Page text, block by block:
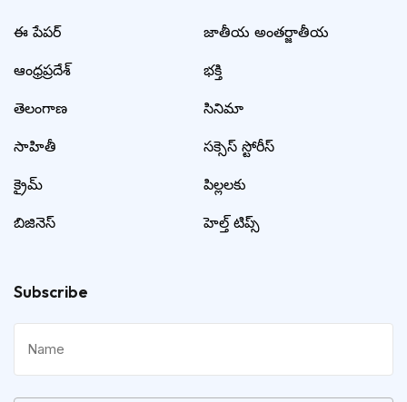
ఈ పేపర్
ఆంధ్రప్రదేశ్
తెలంగాణ
సాహితీ
క్రైమ్
బిజినెస్
జాతీయ అంతర్జాతీయ
భక్తి
సినిమా
సక్సెస్ స్టోరీస్
పిల్లలకు
హెల్త్ టిప్స్
Subscribe